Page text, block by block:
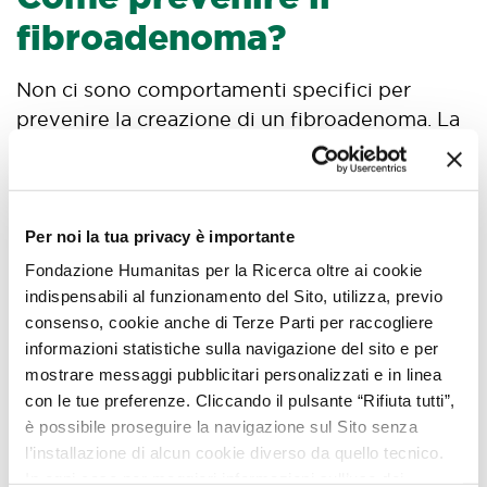
Per noi la tua privacy è importante
Fondazione Humanitas per la Ricerca oltre ai cookie
indispensabili al funzionamento del Sito, utilizza, previo
consenso, cookie anche di Terze Parti per raccogliere
informazioni statistiche sulla navigazione del sito e per
mostrare messaggi pubblicitari personalizzati e in linea
con le tue preferenze. Cliccando il pulsante “Rifiuta tutti”,
è possibile proseguire la navigazione sul Sito senza
l’installazione di alcun cookie diverso da quello tecnico.
fibroadenoma?
Non ci sono comportamenti specifici per
prevenire la creazione di un fibroadenoma. La
diagnosi precoce può però essere facilitata da
controlli regolari e dall’autopalpazione del
fibroadenomi è ancora controbattuto. Non ci
sono lampanti evidenze scientifiche che
controindichino l’uso della pillola
contraccettiva se ci sono fibroadenomi
mammari. Certi studi sottolineano una
diminuzione delle dimensioni dei fibradenomi
in persone che prendono anticoncezionali